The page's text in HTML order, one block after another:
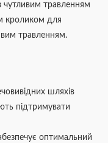
чутливим травленням
кроликом для
травленням.
шляхів
підтримувати
оптимальний